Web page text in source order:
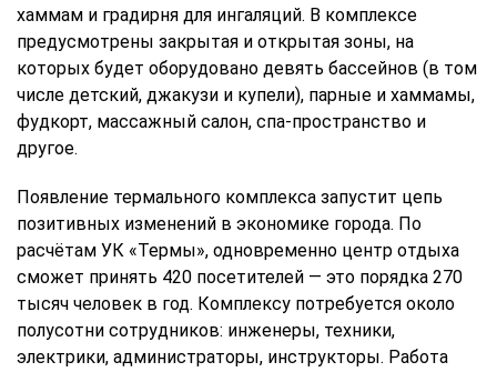
хаммам и градирня для ингаляций. В комплексе
предусмотрены закрытая и открытая зоны, на
которых будет оборудовано девять бассейнов (в том
числе детский, джакузи и купели), парные и хаммамы,
фудкорт, массажный салон, спа-пространство и
другое.
Появление термального комплекса запустит цепь
позитивных изменений в экономике города. По
расчётам УК «Термы», одновременно центр отдыха
сможет принять 420 посетителей — это порядка 270
тысяч человек в год. Комплексу потребуется около
полусотни сотрудников: инженеры, техники,
электрики, администраторы, инструкторы. Работа